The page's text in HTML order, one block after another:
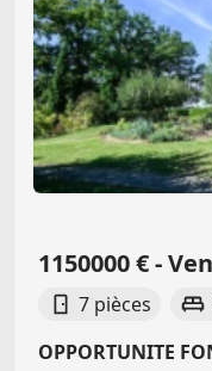
1150000 € -
7 pièces
OPPORTUNITE